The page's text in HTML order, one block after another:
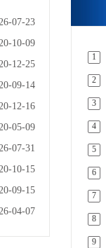
07-23
10-09
12-25
09-14
12-16
05-09
07-31
10-15
09-15
04-07
1
2
3
4
5
6
7
8
9